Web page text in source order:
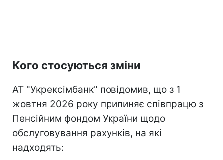
Кого стосуються зміни
АТ "Укрексімбанк" повідомив, що з 1
жовтня 2026 року припиняє співпрацю з
Пенсійним фондом України щодо
обслуговування рахунків, на які
надходять: